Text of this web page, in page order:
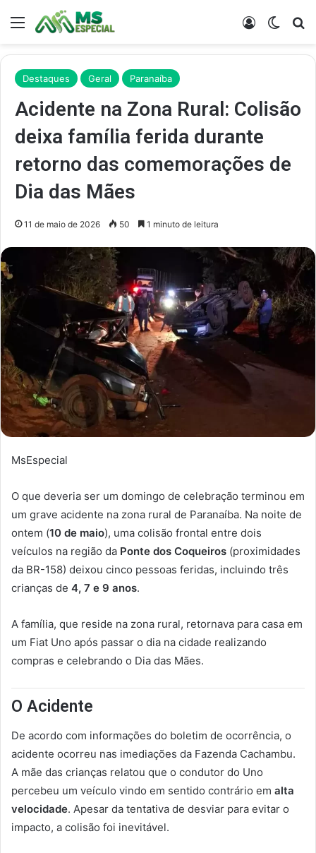
Menu Entrar
Destaques Geral Paranaíba
Acidente na Zona Rural: Colisão
deixa família ferida durante
retorno das comemorações de
Dia das Mães
11 de maio de 2026 50 1 minuto de leitura
MsEspecial
O que deveria ser um domingo de celebração terminou em
um grave acidente na zona rural de Paranaíba. Na noite de
ontem (10 de maio), uma colisão frontal entre dois
veículos na região da Ponte dos Coqueiros (proximidades
da BR-158) deixou cinco pessoas feridas, incluindo três
crianças de 4, 7 e 9 anos.
A família, que reside na zona rural, retornava para casa em
um Fiat Uno após passar o dia na cidade realizando
compras e celebrando o Dia das Mães.
O Acidente
De acordo com informações do boletim de ocorrência, o
acidente ocorreu nas imediações da Fazenda Cachambu.
A mãe das crianças relatou que o condutor do Uno
percebeu um veículo vindo em sentido contrário em alta
velocidade. Apesar da tentativa de desviar para evitar o
impacto, a colisão foi inevitável.